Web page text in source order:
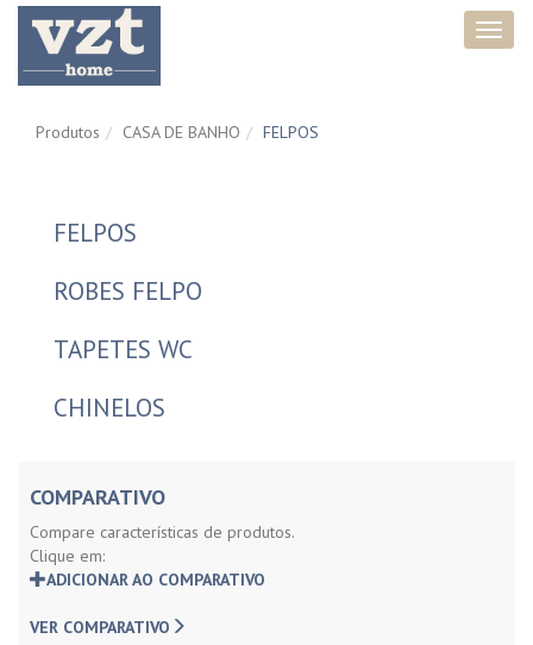
Produtos CASA DE BANHO FELPOS
FELPOS
ROBES FELPO
TAPETES WC
CHINELOS
COMPARATIVO
Compare características de produtos.
Clique em:
ADICIONAR AO COMPARATIVO
VER COMPARATIVO